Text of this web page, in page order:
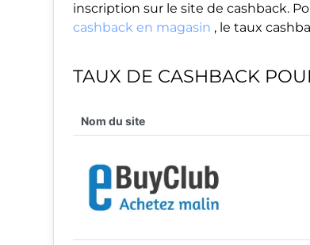
inscription sur le site de cashback.
cashback en magasin , le taux
TAUX DE CASHBACK
Nom du site